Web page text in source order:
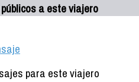
a este viajero
para este viajero